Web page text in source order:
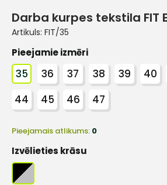
Darba kurpes tekstila FIT
Artikuls: FIT/35
Pieejamie izmēri
35 36 37 38 39 40
44
45 46 47
Pieejamais atlikums: 0
Izvēlieties krāsu